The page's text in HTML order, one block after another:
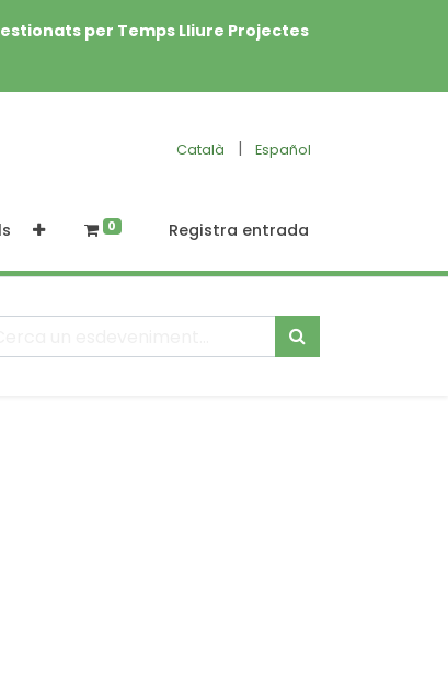
per Temps Lliure Projectes
Català | Español
0 Registra entrada